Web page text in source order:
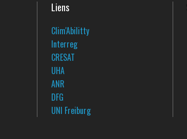
Liens
Clim'Abilitty
Interreg
CRESAT
UHA
ANR
DFG
UNI Freiburg